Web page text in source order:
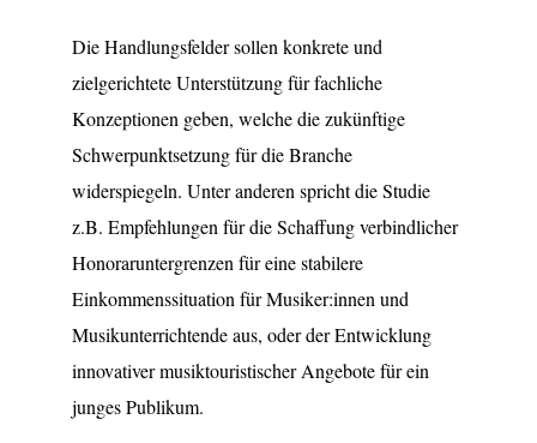
Die Handlungsfelder sollen konkrete und
zielgerichtete Unterstützung für fachliche
Konzeptionen geben, welche die zukünftige
Schwerpunktsetzung für die Branche
widerspiegeln. Unter anderen spricht die Studie
z.B. Empfehlungen für die Schaffung verbindlicher
Honoraruntergrenzen für eine stabilere
Einkommenssituation für Musiker:innen und
Musikunterrichtende aus, oder der Entwicklung
innovativer musiktouristischer Angebote für ein
junges Publikum.